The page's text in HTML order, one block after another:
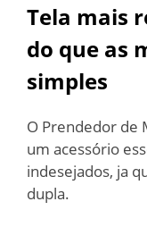
Tela mais
do que as
simples
O Prendedor de
um acessório
indesejados, ja
dupla.